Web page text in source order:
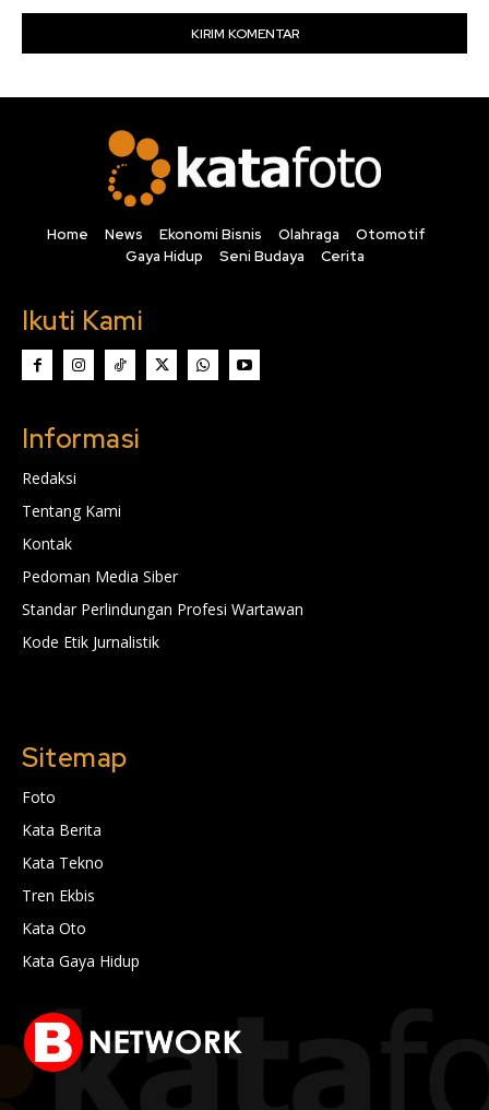
Home News Ekonomi Bisnis Olahraga
Otomotif
Gaya Hidup
Seni Budaya Cerita
Ikuti Kami
Informasi
Redaksi
Tentang Kami
Kontak
Pedoman Media Siber
Standar Perlindungan Profesi Wartawan
Kode Etik Jurnalistik
Sitemap
Foto
Kata Berita
Kata Tekno
Tren Ekbis
Kata Oto
Kata Gaya Hidup